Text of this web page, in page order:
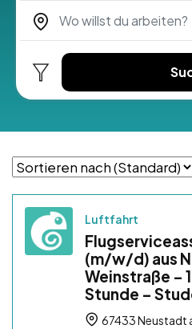
Luftfahrt
(m/w/d) aus
Weinstraße –
Stunde –
67433 Neustadt